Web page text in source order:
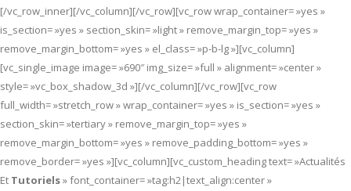
[/vc_row_inner][/vc_column][/vc_row][vc_row wrap_container= »yes »
is_section= »yes » section_skin= »light » remove_margin_top= »yes »
remove_margin_bottom= »yes » el_class= »p-b-lg »][vc_column]
[vc_single_image image= »690″ img_size= »full » alignment= »center »
style= »vc_box_shadow_3d »][/vc_column][/vc_row][vc_row
full_width= »stretch_row » wrap_container= »yes » is_section= »yes »
section_skin= »tertiary » remove_margin_top= »yes »
remove_margin_bottom= »yes » remove_padding_bottom= »yes »
remove_border= »yes »][vc_column][vc_custom_heading text= »Actualités
Et Tutoriels» font_container= »tag:h2|text_align:center »